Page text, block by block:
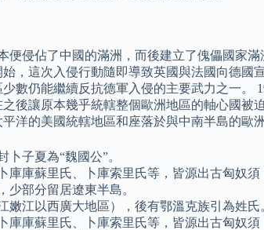
便侵佔了中國的滿洲，而後建立了傀儡國家
，這次入侵行動隨即導致英國與法國向德
數仍能繼續反抗德軍入侵的主要武力之一。
後讓原本幾乎統轄整個歐洲地區的軸心國
洋的美國統轄地區和座落於與中南半島的歐
卜子夏為“魏國公”。
庫庫蘇里氏、卜庫索里氏等，皆源出古匈奴
少部分留居遼東半島。
嫩江以西廣大地區），後有鄂溫克族引為姓氏
庫庫蘇里氏、卜庫索里氏等，皆源出古匈奴